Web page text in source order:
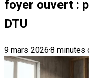
foyer ouvert :
DTU
9 mars 2026·8 minutes